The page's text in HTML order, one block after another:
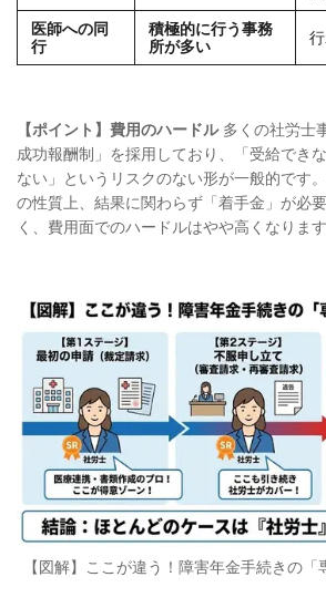
医師への同
行
積極的に行う事務
所が多い
【ポイント】費用のハードル多くの社労士
成功報酬制」を採用しており、「受給でき
ない」というリスクのない形が一般的です
の性質上、結果に関わらず「着手金」が必
く、費用面でのハードルはやや高くなります
【図解】ここが違う！障害年金手続きの「